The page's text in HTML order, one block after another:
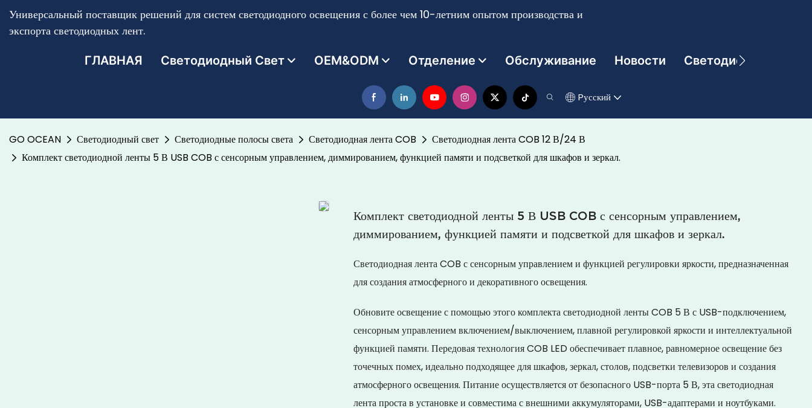
Универсальный поставщик решений для систем светодиодного освещения с более чем 10-летним опытом производства и
экспорта светодиодных лент.
ГЛАВНАЯ Светодиодный Свет OEM&ODM Отделение Обслуживание Новости Светодиодные
Pусский
GO OCEAN Светодиодный свет Светодиодные полосы света Светодиодная лента COB
Светодиодная лента COB 12 В/24 В
Комплект светодиодной ленты 5 В USB COB с сенсорным управлением, диммированием, функцией памяти и подсветкой для шкафов и зеркал.
Комплект светодиодной ленты 5 В USB COB с сенсорным управлением,
диммированием, функцией памяти и подсветкой для шкафов и зеркал.
Светодиодная лента COB с сенсорным управлением и функцией регулировки яркости, предназначенная
для создания атмосферного и декоративного освещения.
Обновите освещение с помощью этого комплекта светодиодной ленты COB 5 В с USB-подключением,
сенсорным управлением включением/выключением, плавной регулировкой яркости и интеллектуальной
функцией памяти. Передовая технология COB LED обеспечивает плавное, равномерное освещение без
точечных помех, идеально подходящее для шкафов, зеркал, столов, подсветки телевизоров и создания
атмосферного освещения. Питание осуществляется от безопасного USB-порта 5 В, эта светодиодная
лента проста в установке и совместима с внешними аккумуляторами, USB-адаптерами и ноутбуками.